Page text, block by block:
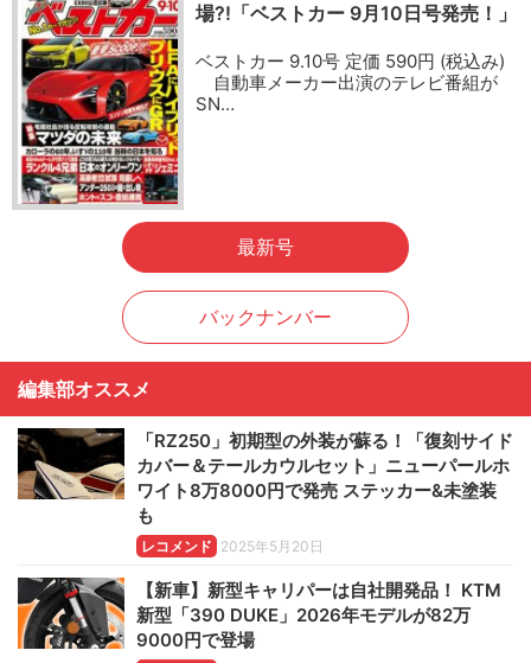
場?!「ベストカー 9月10日号発売！」
ベストカー 9.10号 定価 590円 (税込み)
自動車メーカー出演のテレビ番組が
SN…
最新号
バックナンバー
編集部オススメ
「RZ250」初期型の外装が蘇る！「復刻サイド
カバー＆テールカウルセット」ニューパールホ
ワイト8万8000円で発売 ステッカー&未塗装
も
レコメンド 2025年5月20日
【新車】新型キャリパーは自社開発品！ KTM
新型「390 DUKE」2026年モデルが82万
9000円で登場